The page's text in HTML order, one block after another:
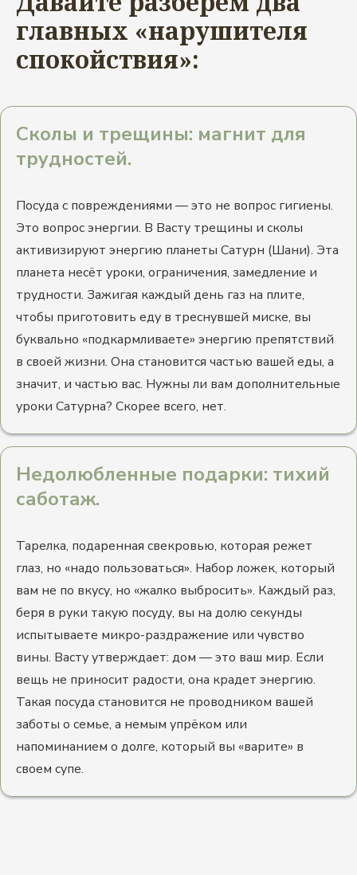
главных «нарушителя
спокойствия»:
Сколы и трещины: магнит для
трудностей.
Посуда с повреждениями — это не вопрос гигиены.
Это вопрос энергии. В Васту трещины и сколы
активизируют энергию планеты Сатурн (Шани). Эта
планета несёт уроки, ограничения, замедление и
трудности. Зажигая каждый день газ на плите,
чтобы приготовить еду в треснувшей миске, вы
буквально «подкармливаете» энергию препятствий
в своей жизни. Она становится частью вашей еды, а
значит, и частью вас. Нужны ли вам дополнительные
уроки Сатурна? Скорее всего, нет.
Недолюбленные подарки: тихий
саботаж.
Тарелка, подаренная свекровью, которая режет
глаз, но «надо пользоваться». Набор ложек, который
вам не по вкусу, но «жалко выбросить». Каждый раз,
беря в руки такую посуду, вы на долю секунды
испытываете микро-раздражение или чувство
вины. Васту утверждает: дом — это ваш мир. Если
вещь не приносит радости, она крадет энергию.
Такая посуда становится не проводником вашей
заботы о семье, а немым упрёком или
напоминанием о долге, который вы «варите» в
своем супе.